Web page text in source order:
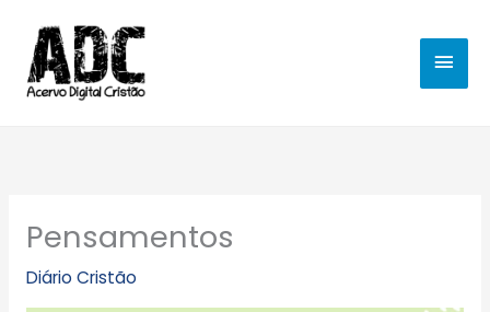
para
conteúdo
Pensamentos
Diário Cristão